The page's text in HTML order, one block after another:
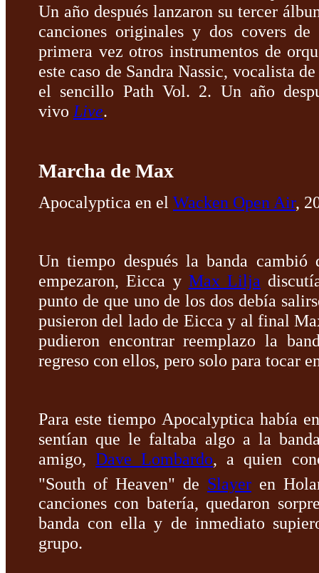
Un año después lanzaron su tercer
canciones originales y dos covers
primera vez otros instrumentos de
este caso de Sandra Nassic, vocalista
el sencillo Path Vol. 2. Un año
vivo Live.
Marcha de Max
Apocalyptica en el Wacken Open Air,
Un tiempo después la banda cambió
empezaron, Eicca y Max Lilja
punto de que uno de los dos debía
pusieron del lado de Eicca y al final
pudieron encontrar reemplazo la
regreso con ellos, pero solo para tocar
Para este tiempo Apocalyptica había
sentían que le faltaba algo a la
amigo,Dave Lombardo, a quien
"South of Heaven" de Slayer en
canciones con batería, quedaron
banda con ella y de inmediato
grupo.